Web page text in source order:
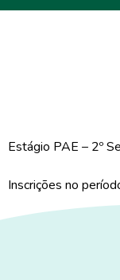
Estágio PAE – 2º
Inscrições no